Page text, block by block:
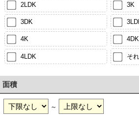
2LDK 3K
3DK
4K 4DK
4LDK そ
面積
～